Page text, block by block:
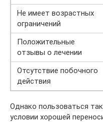
Не имеет возрастных
ограничений
Положительные
отзывы о лечении
Отсутствие побочного
действия
Однако пользоваться
условии хорошей